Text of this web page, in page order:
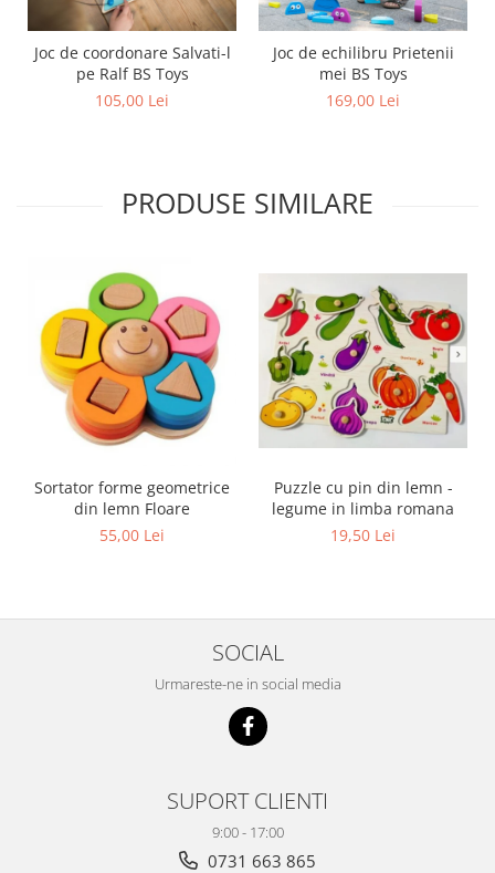
Joc de coordonare Salvati-l
pe Ralf BS Toys
105,00 Lei
Joc de echilibru Prietenii
mei BS Toys
169,00 Lei
PRODUSE SIMILARE
Sortator forme geometrice
din lemn Floare
55,00 Lei
Puzzle cu pin din lemn -
legume in limba romana
19,50 Lei
SOCIAL
Urmareste-ne in social media
SUPORT CLIENTI
9:00 - 17:00
0731 663 865